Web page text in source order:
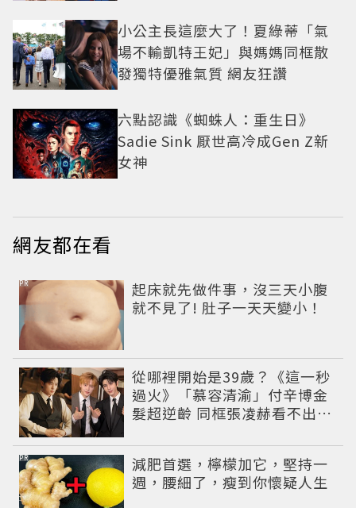
小公主長這麼大了！夏綠蒂「氣
場不輸凱特王妃」與媽媽同框散
發獨特優雅氣質 網友狂讚
六點認識《蜘蛛人：重生日》
Sadie Sink 厭世高冷成Gen Z新
女神
網友都在看
起床就先做件事，沒三天小腹
就不見了! 肚子一天天變小！
PR
從哪裡開始是39歲？《這一秒
過火》「慕容清渝」付辛博金
髮超逆齡 同框張凌赫看不出11
減肥首選，檸檬加它，堅持一
週，腰細了，瘦到你懷疑人生
PR